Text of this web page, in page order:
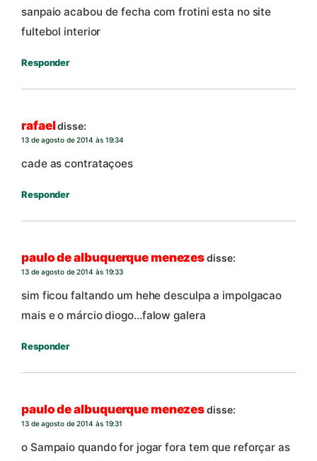
sanpaio acabou de fecha com frotini esta no site
fultebol interior
Responder
rafaeldisse:
13 de agosto de 2014 às 19:34
cade as contrataçoes
Responder
paulo de albuquerque menezesdisse:
13 de agosto de 2014 às 19:33
sim ficou faltando um hehe desculpa a impolgacao
mais e o márcio diogo…falow galera
Responder
paulo de albuquerque menezesdisse:
13 de agosto de 2014 às 19:31
o Sampaio quando for jogar fora tem que reforçar as